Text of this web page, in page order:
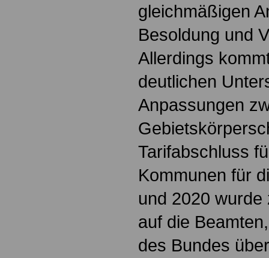
gleichmäßigen
Besoldung und
Allerdings
deutlichen
Anpassungen
Tarifabschluss
Kommunen für
und 2020
auf die
des Bundes